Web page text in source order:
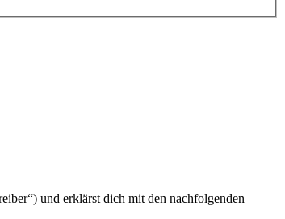
und erklärst dich mit den nachfolgenden